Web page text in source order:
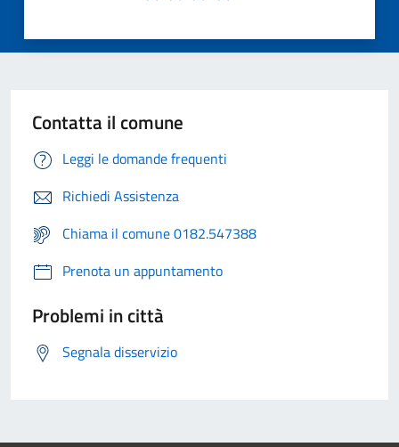
Contatta il comune
Leggi le domande frequenti
Richiedi Assistenza
Chiama il comune 0182.547388
Prenota un appuntamento
Problemi in città
Segnala disservizio